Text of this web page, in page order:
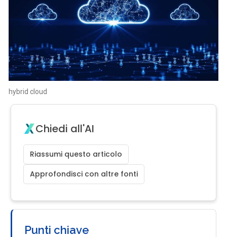
hybrid cloud
Chiedi all'AI
Riassumi questo articolo
Approfondisci con altre fonti
Punti chiave